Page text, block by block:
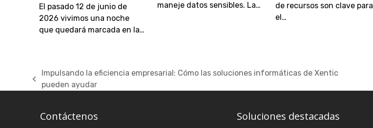
El pasado 12 de junio de
2026 vivimos una noche
que quedará marcada en la…
maneje datos sensibles. La…
de recursos son clave para
el…
previous
Impulsando la eficiencia empresarial: Cómo las soluciones informáticas de Xentic
pueden ayudar
Contáctenos Soluciones destacadas